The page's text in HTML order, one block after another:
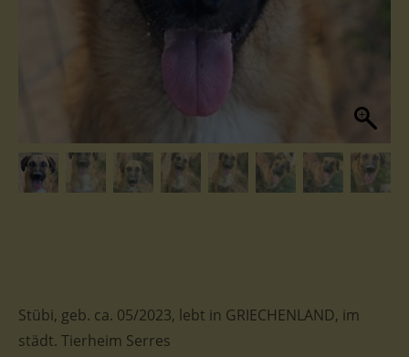
Stübi, geb. ca. 05/2023, lebt in GRIECHENLAND, im
städt. Tierheim Serres